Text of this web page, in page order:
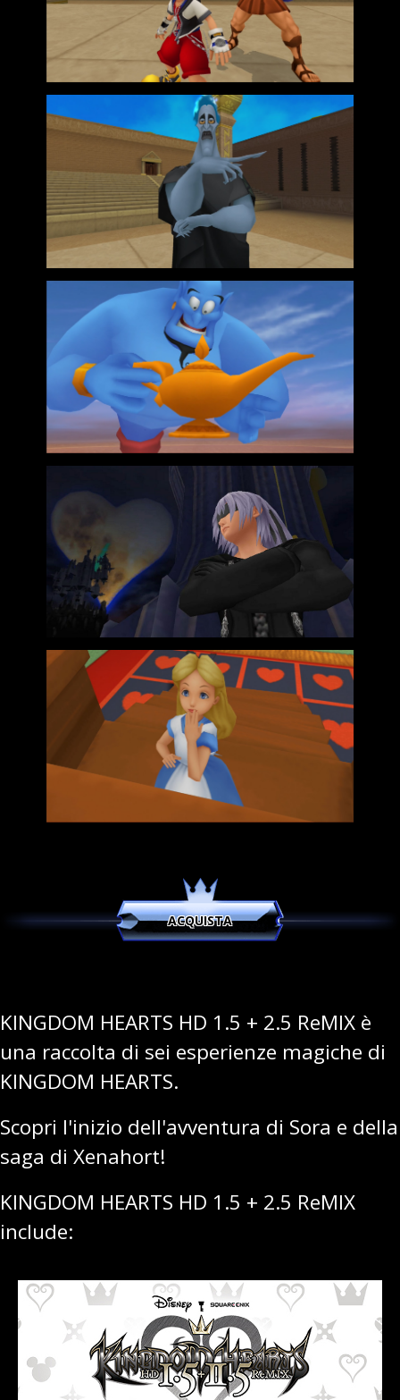
ACQUISTA
KINGDOM HEARTS HD 1.5 + 2.5 ReMIX è
una raccolta di sei esperienze magiche di
KINGDOM HEARTS.
Scopri l'inizio dell'avventura di Sora e della
saga di Xenahort!
KINGDOM HEARTS HD 1.5 + 2.5 ReMIX
include: